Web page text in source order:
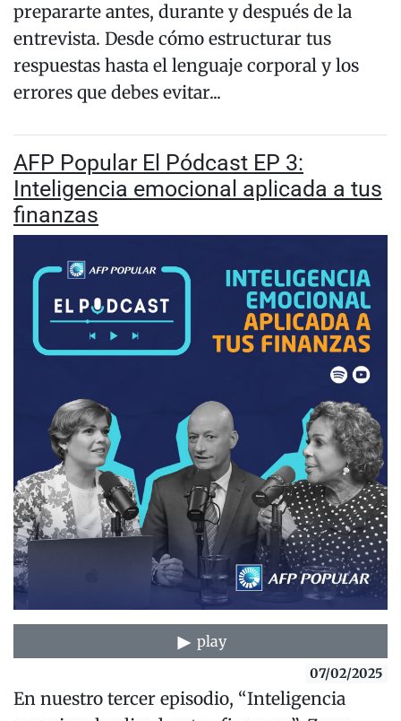
prepararte antes, durante y después de la
entrevista. Desde cómo estructurar tus
respuestas hasta el lenguaje corporal y los
errores que debes evitar...
AFP Popular El Pódcast EP 3:
Inteligencia emocional aplicada a tus
finanzas
play
07/02/2025
En nuestro tercer episodio, “Inteligencia